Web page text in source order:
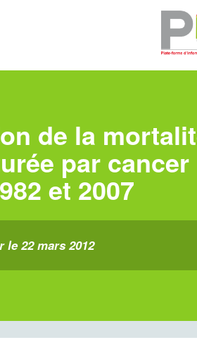
de la
par
et 2007
le 22 mars 2012